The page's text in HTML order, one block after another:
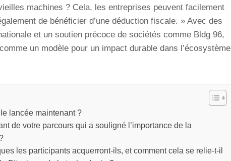
machines ? Cela, les entreprises peuvent facilement
de bénéficier d’une déduction fiscale. » Avec des
et un soutien précoce de sociétés comme Bldg 96,
un modèle pour un impact durable dans l’écosystème
lancée maintenant ?
de votre parcours qui a souligné l’importance de la
les participants acquerront-ils, et comment cela se relie-t-il